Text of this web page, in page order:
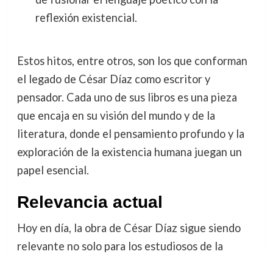
reflexión existencial.
Estos hitos, entre otros, son los que conforman
el legado de César Díaz como escritor y
pensador. Cada uno de sus libros es una pieza
que encaja en su visión del mundo y de la
literatura, donde el pensamiento profundo y la
exploración de la existencia humana juegan un
papel esencial.
Relevancia actual
Hoy en día, la obra de César Díaz sigue siendo
relevante no solo para los estudiosos de la